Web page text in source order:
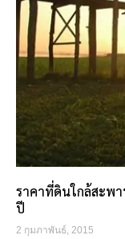
ราคาที่ดินใกล้สะพา
ปี
2 กุมภาพันธ์, 2015